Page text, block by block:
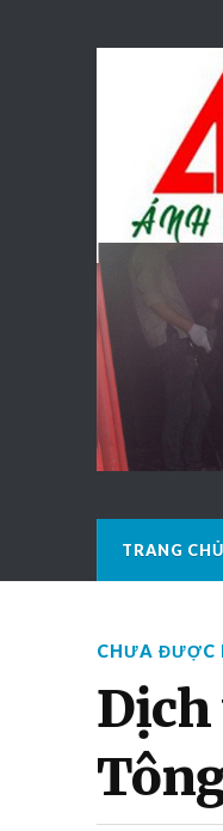
TRANG CHỦ
CHƯA ĐƯỢC
Dịch